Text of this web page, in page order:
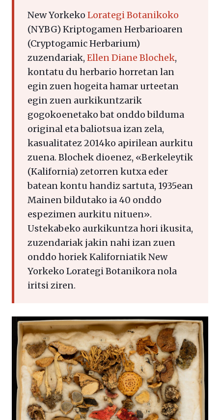
New Yorkeko Lorategi Botanikoko
(NYBG) Kriptogamen Herbarioaren
(Cryptogamic Herbarium)
zuzendariak, Ellen Diane Blochek,
kontatu du herbario horretan lan
egin zuen hogeita hamar urteetan
egin zuen aurkikuntzarik
gogokoenetako bat onddo bilduma
original eta baliotsua izan zela,
kasualitatez 2014ko apirilean aurkitu
zuena. Blochek dioenez, «Berkeleytik
(Kalifornia) zetorren kutxa eder
batean kontu handiz sartuta, 1935ean
Mainen bildutako ia 40 onddo
espezimen aurkitu nituen».
Ustekabeko aurkikuntza hori ikusita,
zuzendariak jakin nahi izan zuen
onddo horiek Kaliforniatik New
Yorkeko Lorategi Botanikora nola
iritsi ziren.